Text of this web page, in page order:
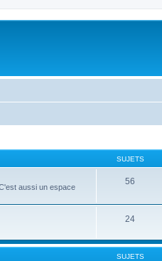
SUJETS
aussi un espace
56
24
SUJETS